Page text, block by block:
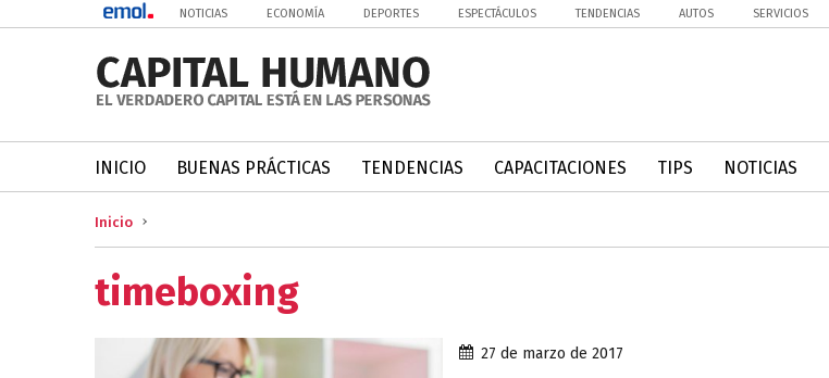
NOTICIAS ECONOMÍA DEPORTES ESPECTÁCULOS TENDENCIAS AUTOS SERVICIOS
INICIO BUENAS PRÁCTICAS TENDENCIAS CAPACITACIONES TIPS NOTICIAS
Inicio
timeboxing
27 de marzo de 2017